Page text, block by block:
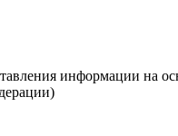
информации на